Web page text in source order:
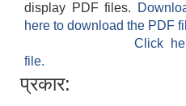
display PDF files.
here to download the PDF
Click
file.
प्रकार: